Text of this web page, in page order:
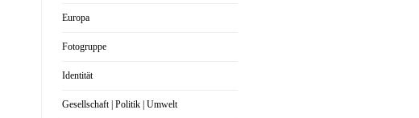
Europa
Fotogruppe
Identität
Gesellschaft | Politik | Umwelt